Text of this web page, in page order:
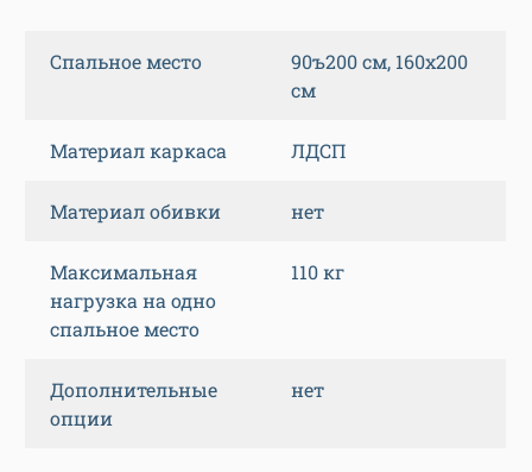
Спальное место
90ъ200 см, 160х200
см
Материал каркаса ЛДСП
Материал обивки нет
Максимальная
нагрузка на одно
спальное место
110 кг
Дополнительные
опции
нет